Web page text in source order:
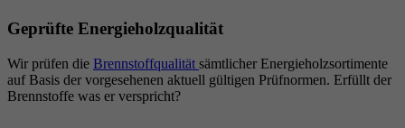
Geprüfte Energieholzqualität
Wir prüfen die Brennstoffqualität sämtlicher Energieholzsortimente
auf Basis der vorgesehenen aktuell gültigen Prüfnormen. Erfüllt der
Brennstoffe was er verspricht?